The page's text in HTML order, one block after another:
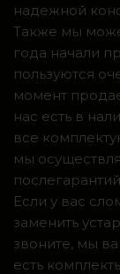
надежной
Также мы
года начали
пользуются
момент
нас есть в
все
мы
Если у вас
заменить
звоните, мы
есть